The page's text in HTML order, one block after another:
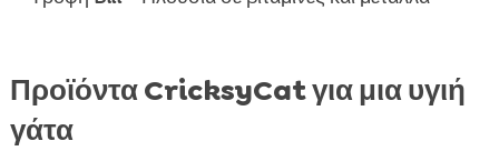
Προϊόντα CricksyCat για μια υγιή
γάτα